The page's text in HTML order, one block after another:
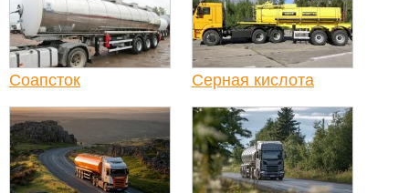
Соапсток Серная кислота